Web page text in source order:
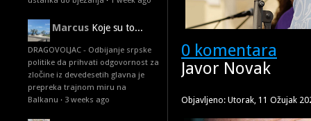
Marcus Koje su to...
DRAGOVOLJAC - Odbijanje srpske
politike da prihvati odgovornost za
zločine iz devedesetih glavna je
prepreka trajnom miru na
Balkanu · 3 weeks ago
0 komentara
Javor Novak
Objavljeno: Utorak, 11 Ožujak